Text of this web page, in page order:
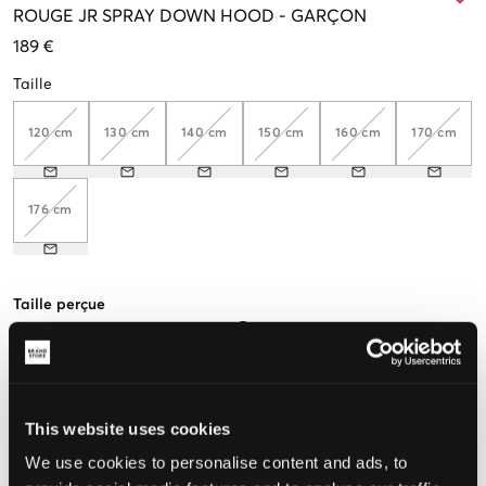
This website uses cookies
We use cookies to personalise content and ads, to
ROUGE JR SPRAY DOWN HOOD - GARÇON
189 €
Taille
120 cm 130 cm 140 cm 150 cm 160 cm 170 cm
176 cm
Taille perçue
Petit Grande